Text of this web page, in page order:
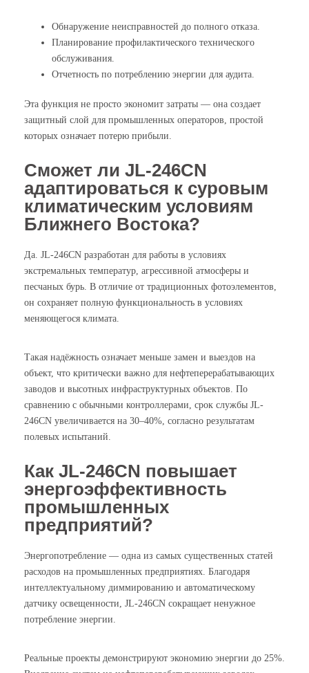
Обнаружение неисправностей до полного отказа.
Планирование профилактического технического
обслуживания.
Отчетность по потреблению энергии для аудита.
Эта функция не просто экономит затраты — она создает
защитный слой для промышленных операторов, простой
которых означает потерю прибыли.
Сможет ли JL-246CN
адаптироваться к суровым
климатическим условиям
Ближнего Востока?
Да. JL-246CN разработан для работы в условиях
экстремальных температур, агрессивной атмосферы и
песчаных бурь. В отличие от традиционных фотоэлементов,
он сохраняет полную функциональность в условиях
меняющегося климата.
Такая надёжность означает меньше замен и выездов на
объект, что критически важно для нефтеперерабатывающих
заводов и высотных инфраструктурных объектов. По
сравнению с обычными контроллерами, срок службы JL-
246CN увеличивается на 30–40%, согласно результатам
полевых испытаний.
Как JL-246CN повышает
энергоэффективность
промышленных
предприятий?
Энергопотребление — одна из самых существенных статей
расходов на промышленных предприятиях. Благодаря
интеллектуальному диммированию и автоматическому
датчику освещенности, JL-246CN сокращает ненужное
потребление энергии.
Реальные проекты демонстрируют экономию энергии до 25%.